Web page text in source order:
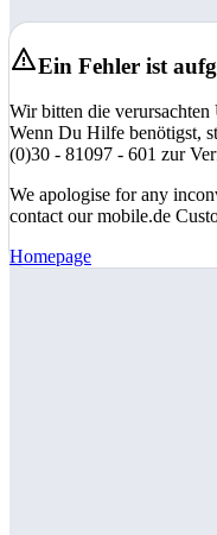
Ein Fehler ist
Wir bitten die
Wenn Du Hilfe benötigst,
(0)30 - 81097 - 601 zur
We apologise for any
contact our mobile.de
Homepage